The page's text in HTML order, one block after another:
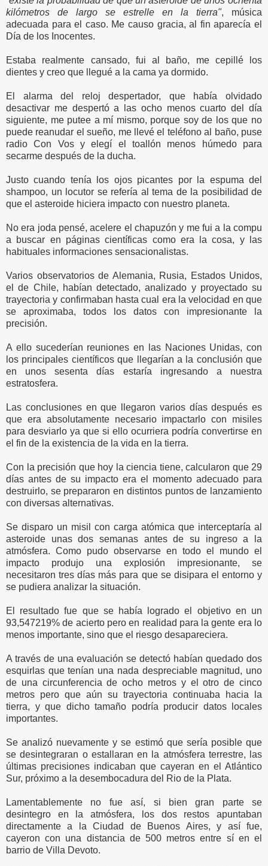
kilómetros de largo se estrelle en la tierra", música
adecuada para el caso. Me causo gracia, al fin aparecía el
Día de los Inocentes.
Estaba realmente cansado, fui al baño, me cepillé los
dientes y creo que llegué a la cama ya dormido.
El alarma del reloj despertador, que había olvidado
desactivar me despertó a las ocho menos cuarto del día
siguiente, me putee a mí mismo, porque soy de los que no
puede reanudar el sueño, me llevé el teléfono al baño, puse
radio Con Vos y elegí el toallón menos húmedo para
secarme después de la ducha.
Justo cuando tenía los ojos picantes por la espuma del
shampoo, un locutor se refería al tema de la posibilidad de
que el asteroide hiciera impacto con nuestro planeta.
No era joda pensé, acelere el chapuzón y me fui a la compu
a buscar en páginas científicas como era la cosa, y las
habituales informaciones sensacionalistas.
Varios observatorios de Alemania, Rusia, Estados Unidos,
el de Chile, habían detectado, analizado y proyectado su
trayectoria y confirmaban hasta cual era la velocidad en que
se aproximaba, todos los datos con impresionante la
precisión.
A ello sucederían reuniones en las Naciones Unidas, con
los principales científicos que llegarían a la conclusión que
en unos sesenta días estaría ingresando a nuestra
estratosfera.
Las conclusiones en que llegaron varios días después es
que era absolutamente necesario impactarlo con misiles
para desviarlo ya que si ello ocurriera podría convertirse en
el fin de la existencia de la vida en la tierra.
Con la precisión que hoy la ciencia tiene, calcularon que 29
días antes de su impacto era el momento adecuado para
destruirlo, se prepararon en distintos puntos de lanzamiento
con diversas alternativas.
Se disparo un misil con carga atómica que interceptaría al
asteroide unas dos semanas antes de su ingreso a la
atmósfera. Como pudo observarse en todo el mundo el
impacto produjo una explosión impresionante, se
necesitaron tres días más para que se disipara el entorno y
se pudiera analizar la situación.
El resultado fue que se había logrado el objetivo en un
93,547219% de acierto pero en realidad para la gente era lo
menos importante, sino que el riesgo desapareciera.
A través de una evaluación se detectó habían quedado dos
esquirlas que tenían una nada despreciable magnitud, uno
de una circunferencia de ocho metros y el otro de cinco
metros pero que aún su trayectoria continuaba hacia la
tierra, y que dicho tamaño podría producir datos locales
importantes.
Se analizó nuevamente y se estimó que sería posible que
se desintegraran o estallaran en la atmósfera terrestre, las
últimas precisiones indicaban que cayeran en el Atlántico
Sur, próximo a la desembocadura del Rio de la Plata.
Lamentablemente no fue así, si bien gran parte se
desintegro en la atmósfera, los dos restos apuntaban
directamente a la Ciudad de Buenos Aires, y así fue,
cayeron con una distancia de 500 metros entre sí en el
barrio de Villa Devoto.